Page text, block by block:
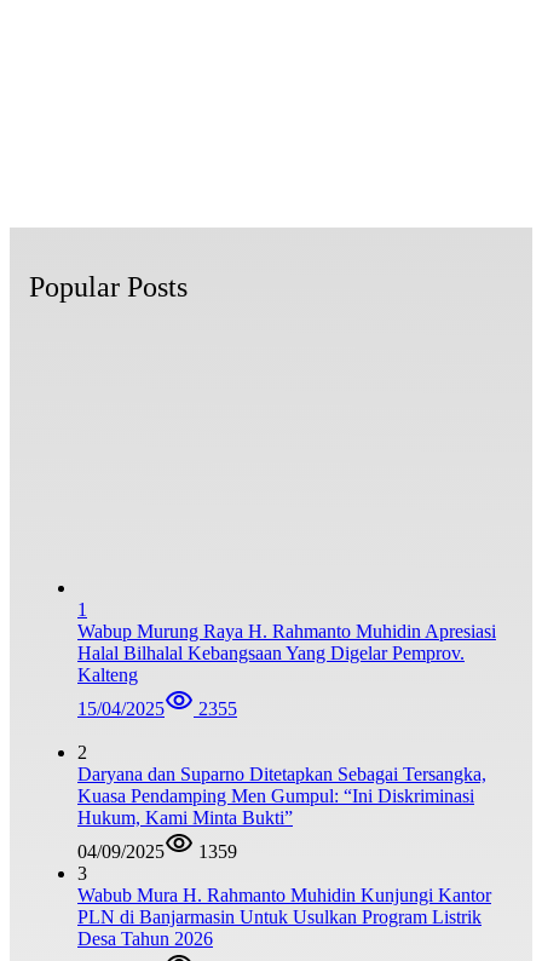
Popular Posts
1
Wabup Murung Raya H. Rahmanto Muhidin Apresiasi
Halal Bilhalal Kebangsaan Yang Digelar Pemprov.
Kalteng
15/04/2025
2355
2
Daryana dan Suparno Ditetapkan Sebagai Tersangka,
Kuasa Pendamping Men Gumpul: “Ini Diskriminasi
Hukum, Kami Minta Bukti”
04/09/2025
1359
3
Wabub Mura H. Rahmanto Muhidin Kunjungi Kantor
PLN di Banjarmasin Untuk Usulkan Program Listrik
Desa Tahun 2026